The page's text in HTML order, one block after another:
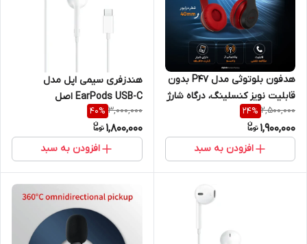
هدفون بلوتوثی مدل P47 بدون
قابلیت نویز کنسلینگ، درگاه شارژ
Micro USB، دارای شیار کارت
حافظه
2,500,000
24%
1,900,000
افزودن به سبد
هندزفری سیمی اپل مدل
EarPods USB-C اصل
3,000,000
40%
1,800,000
افزودن به سبد